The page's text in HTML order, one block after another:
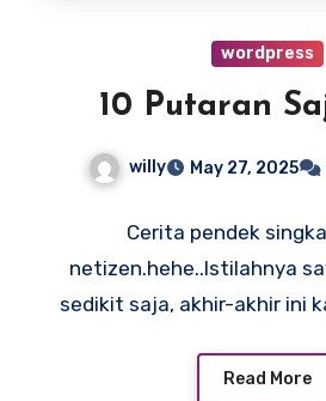
wordpress
10 Putaran
willy May 27, 2025
Cerita pendek
netizen.hehe..Istilahnya
sedikit saja, akhir-akhir ini
Read More